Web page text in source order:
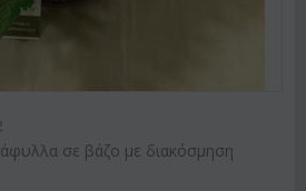
σε βάζο με διακόσμηση